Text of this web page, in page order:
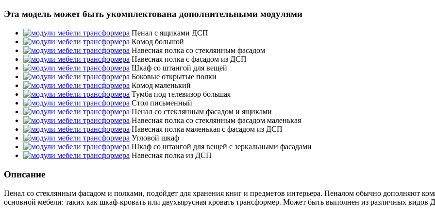
Эта модель может быть укомплектована дополнительными модулями
Пенал с ящиками ДСП
Комод большой
Навесная полка со стеклянным фасадом
Навесная полка с фасадом из ДСП
Шкаф со штангой для вещей
Боковые открытые полки
Комод маленький
Тумба под телевизор большая
Стол письменный
Пенал со стеклянным фасадом и ящиками
Навесная полка со стеклянным фасадом маленькая
Навесная полка маленькая с фасадом из ДСП
Угловой шкаф
Шкаф со штангой для вещей с зеркальными фасадами
Навесная полка из ДСП
Описание
Пенал со стеклянным фасадом и полками, подойдет для хранения книг и предметов интерьера. Пеналом обычно дополняют
основной мебели: таких как шкаф-кровать или двухъярусная кровать трансформер. Может быть выполнен из различных видов